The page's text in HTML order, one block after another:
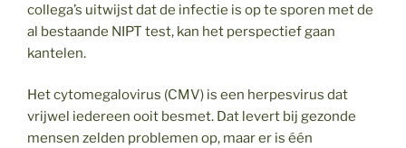
collega’s uitwijst dat de infectie is op te sporen met de
al bestaande NIPT test, kan het perspectief gaan
kantelen.
Het cytomegalovirus (CMV) is een herpesvirus dat
vrijwel iedereen ooit besmet. Dat levert bij gezonde
mensen zelden problemen op, maar er is één